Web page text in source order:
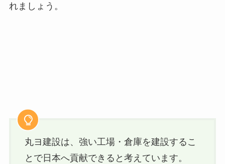
れましょう。
丸ヨ建設は、強い工場・倉庫を建設するこ
とで日本へ貢献できると考えています。